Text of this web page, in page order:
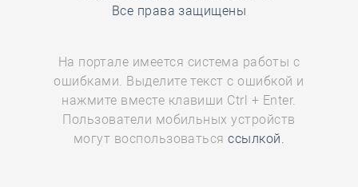
Все права защищены
На портале имеется система работы с
ошибками. Выделите текст с ошибкой и
нажмите вместе клавиши Ctrl + Enter.
Пользователи мобильных устройств
могут воспользоватьсяссылкой.